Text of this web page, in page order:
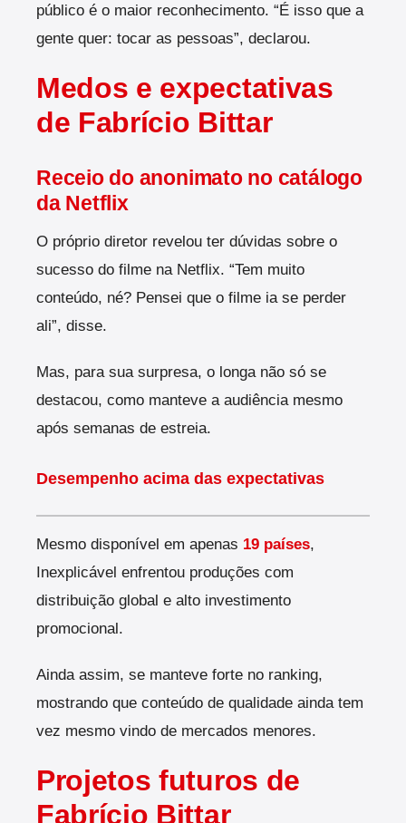
público é o maior reconhecimento. “É isso que a
gente quer: tocar as pessoas”, declarou.
Medos e expectativas
de Fabrício Bittar
Receio do anonimato no catálogo
da Netflix
O próprio diretor revelou ter dúvidas sobre o
sucesso do filme na Netflix. “Tem muito
conteúdo, né? Pensei que o filme ia se perder
ali”, disse.
Mas, para sua surpresa, o longa não só se
destacou, como manteve a audiência mesmo
após semanas de estreia.
Desempenho acima das expectativas
Mesmo disponível em apenas 19 países,
Inexplicável enfrentou produções com
distribuição global e alto investimento
promocional.
Ainda assim, se manteve forte no ranking,
mostrando que conteúdo de qualidade ainda tem
vez mesmo vindo de mercados menores.
Projetos futuros de
Fabrício Bittar